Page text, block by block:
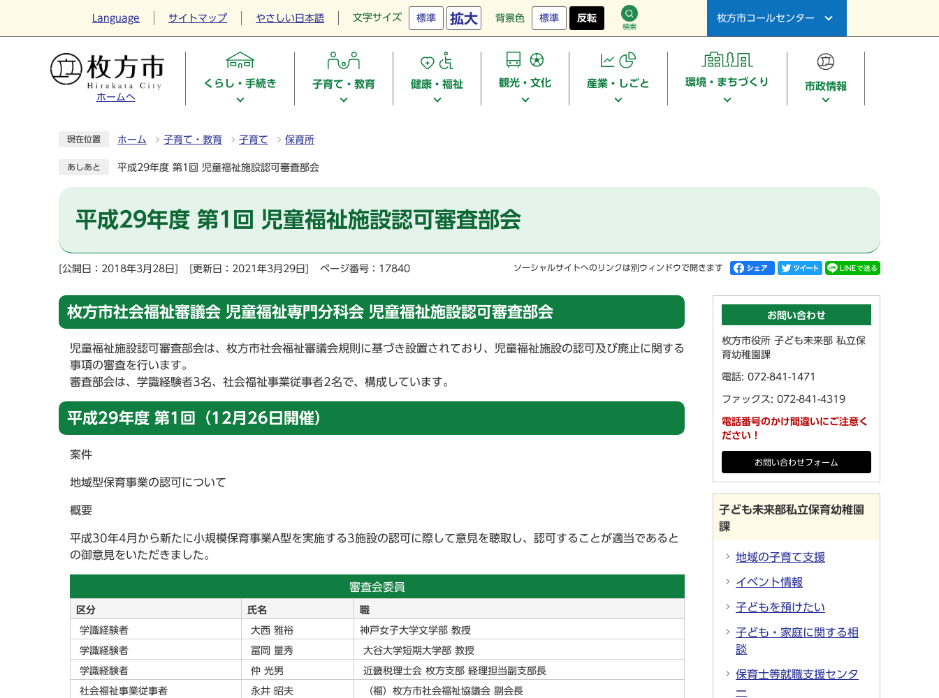
Language サイトマップ やさしい日本語 文字サイズ 標準 拡大 背景色 標準 反転
検索
枚方市コールセンター
ホームへ
くらし・手続き 子育て・教育 健康・福祉 観光・文化 産業・しごと 環境・まちづくり 市政情報
現在位置 ホーム 子育て・教育 子育て 保育所
あしあと 平成29年度 第1回 児童福祉施設認可審査部会
平成29年度 第1回 児童福祉施設認可審査部会
[公開日：2018年3月28日] [更新日：2021年3月29日] ページ番号：17840 ソーシャルサイトへのリンクは別ウィンドウで開きます
枚方市社会福祉審議会 児童福祉専門分科会 児童福祉施設認可審査部会
児童福祉施設認可審査部会は、枚方市社会福祉審議会規則に基づき設置されており、児童福祉施設の認可及び廃止に関する
事項の審査を行います。
審査部会は、学識経験者3名、社会福祉事業従事者2名で、構成しています。
平成29年度 第1回（12月26日開催）
案件
地域型保育事業の認可について
概要
平成30年4月から新たに小規模保育事業A型を実施する3施設の認可に際して意見を聴取し、認可することが適当であると
の御意見をいただきました。
審査会委員
区分 氏名 職
学識経験者 大西 雅裕 神戸女子大学文学部 教授
学識経験者 冨岡 量秀 大谷大学短期大学部 教授
学識経験者 仲 光男 近畿税理士会 枚方支部 経理担当副支部長
社会福祉事業従事者 永井 昭夫 （福）枚方市社会福祉協議会 副会長
お問い合わせ
枚方市役所 子ども未来部 私立保
育幼稚園課
電話: 072-841-1471
ファックス: 072-841-4319
電話番号のかけ間違いにご注意く
ださい！
お問い合わせフォーム
子ども未来部私立保育幼稚園
課
地域の子育て支援
イベント情報
子どもを預けたい
子ども・家庭に関する相
談
保育士等就職支援センタ
ー